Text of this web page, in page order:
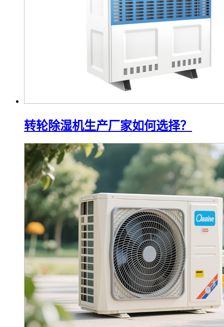
转轮除湿机生产厂家如何选择？